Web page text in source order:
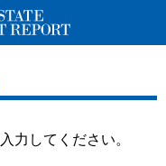
入力してください。